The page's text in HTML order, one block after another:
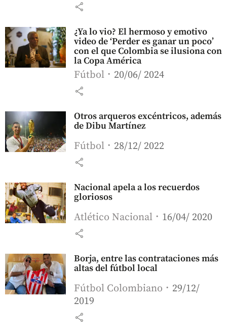
share
¿Ya lo vio? El hermoso y emotivo
video de ‘Perder es ganar un poco’
con el que Colombia se ilusiona con
la Copa América
Fútbol 20/06/ 2024
share
Otros arqueros excéntricos, además
de Dibu Martínez
Fútbol 28/12/ 2022
share
Nacional apela a los recuerdos
gloriosos
Atlético Nacional 16/04/ 2020
share
Borja, entre las contrataciones más
altas del fútbol local
Fútbol Colombiano
29/12/
2019
share